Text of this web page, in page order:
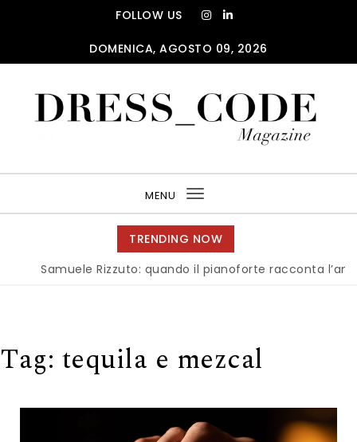
FOLLOW US
DOMENICA, AGOSTO 09, 2026
MENU
Toggle
navigation
TRENDING NOW
Samuele Rizzuto: quando il pianoforte racconta l’anima
Tag: tequila e mezcal